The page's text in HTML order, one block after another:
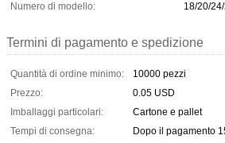
Numero di modello:
18/20/
Termini di pagamento e spedizione
Quantità di ordine minimo:
10000 pezzi
Prezzo:
0.05 USD
Imballaggi particolari:
Cartone e pallet
Tempi di consegna:
Dopo il pagamento